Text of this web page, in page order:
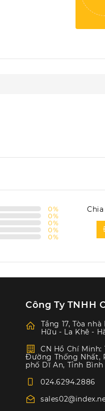
0%
0%
0%
0%
0%
Công Ty TNHH
Tầng 17, Tòa
Hữu - La Khê -
CN Hồ Chí Minh:
Đường Thống Nhất,
phố Dĩ An, Tỉnh
024.6294.2886